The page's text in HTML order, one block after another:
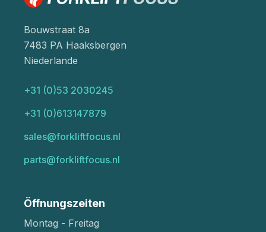
Bouwstraat 8a
7483 PA Haaksbergen
Niederlande
+31 (0)53 2030245
+31 (0)613147879
sales@forkliftfocus.nl
parts@forkliftfocus.nl
Öffnungszeiten
Montag - Freitag